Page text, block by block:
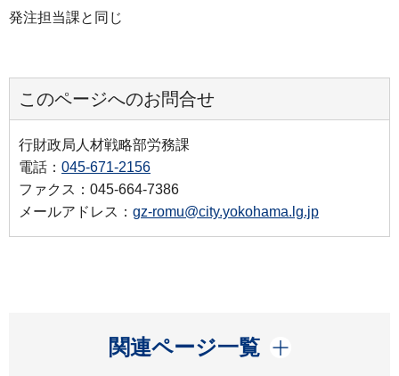
発注担当課と同じ
このページへのお問合せ
行財政局人材戦略部労務課
電話： 045-671-2156
ファクス：045-664-7386
メールアドレス： gz-romu@city.yokohama.lg.jp
関連ページ一覧
開く